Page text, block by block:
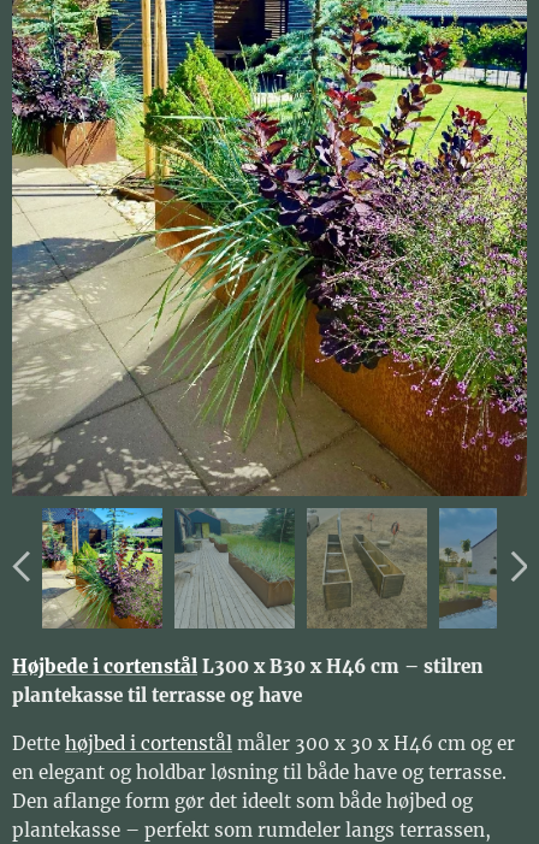
Højbede i cortenstål L300 x B30 x H46 cm – stilren
plantekasse til terrasse og have
Dette højbed i cortenstål måler 300 x 30 x H46 cm og er
en elegant og holdbar løsning til både have og terrasse.
Den aflange form gør det ideelt som både højbed og
plantekasse – perfekt som rumdeler langs terrassen,